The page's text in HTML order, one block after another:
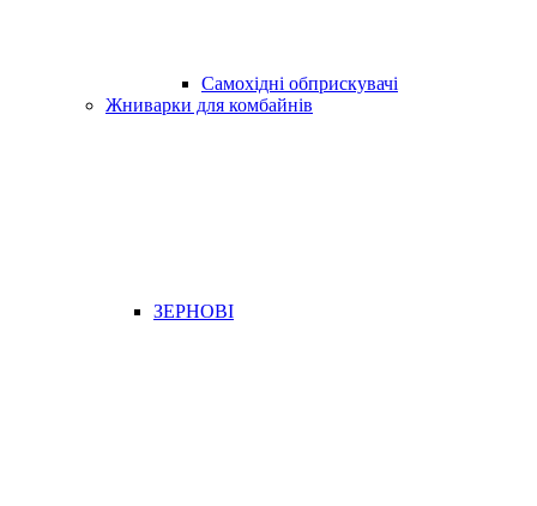
Самохідні обприскувачі
Жниварки для комбайнів
ЗЕРНОВІ